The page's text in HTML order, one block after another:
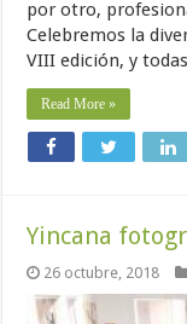
por otro,
Celebremos la
VIII edición, y
Read More »
Yincana
26 octubre, 2018